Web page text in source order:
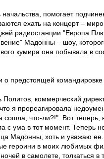
начальства, помогает
ехать на концерт –
радиостанции "Европа
Мадонны – шоу,
кумира она побывала в
о предстоящей
коммерческий
я прореагировала
что-ли?!". Вот теперь,
с ума в тот момент. Теперь
Мадонны, хоть и уважаю
героини в моих любимых
в самолете, толкаться